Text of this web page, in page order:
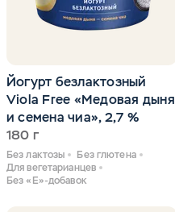
Йогурт безлактозный
Viola Free «Медовая дыня
и семена чиа», 2,7 %
180 г
Без лактозы
Без глютена
Для вегетарианцев
Без «Е»-добавок